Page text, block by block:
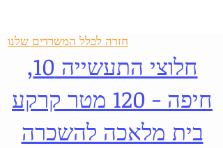
חזרה לכלל המשרדים שלנו
חלוצי התעשייה 10,
חיפה - 120 מטר קרקע
בית מלאכה להשכרה